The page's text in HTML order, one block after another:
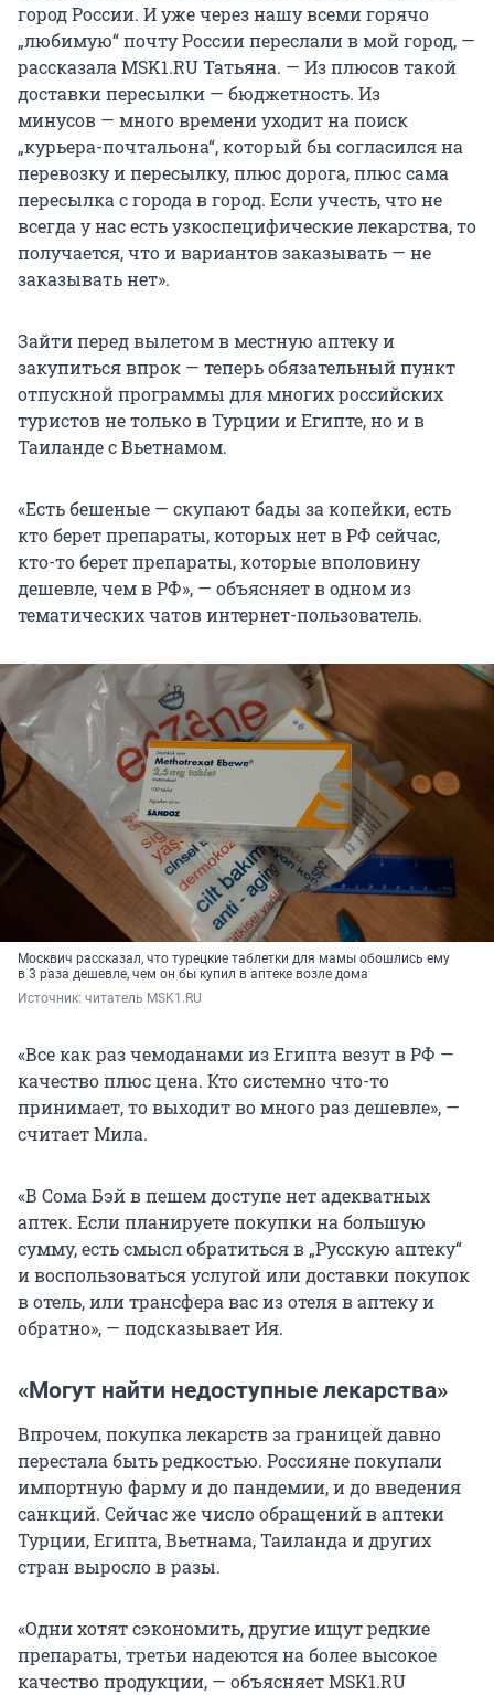
город России. И уже через нашу всеми горячо
„любимую“ почту России переслали в мой город, —
рассказала MSK1.RU Татьяна. — Из плюсов такой
доставки пересылки — бюджетность. Из
минусов — много времени уходит на поиск
„курьера-почтальона“, который бы согласился на
перевозку и пересылку, плюс дорога, плюс сама
пересылка с города в город. Если учесть, что не
всегда у нас есть узкоспецифические лекарства, то
получается, что и вариантов заказывать — не
заказывать нет».
Зайти перед вылетом в местную аптеку и
закупиться впрок — теперь обязательный пункт
отпускной программы для многих российских
туристов не только в Турции и Египте, но и в
Таиланде с Вьетнамом.
«Есть бешеные — скупают бады за копейки, есть
кто берет препараты, которых нет в РФ сейчас,
кто-то берет препараты, которые вполовину
дешевле, чем в РФ», — объясняет в одном из
тематических чатов интернет-пользователь.
Москвич рассказал, что турецкие таблетки для мамы обошлись ему
в 3 раза дешевле, чем он бы купил в аптеке возле дома
Источник: читатель MSK1.RU
«Все как раз чемоданами из Египта везут в РФ —
качество плюс цена. Кто системно что-то
принимает, то выходит во много раз дешевле», —
считает Мила.
«В Сома Бэй в пешем доступе нет адекватных
аптек. Если планируете покупки на большую
сумму, есть смысл обратиться в „Русскую аптеку“
и воспользоваться услугой или доставки покупок
в отель, или трансфера вас из отеля в аптеку и
обратно», — подсказывает Ия.
«Могут найти недоступные лекарства»
Впрочем, покупка лекарств за границей давно
перестала быть редкостью. Россияне покупали
импортную фарму и до пандемии, и до введения
санкций. Сейчас же число обращений в аптеки
Турции, Египта, Вьетнама, Таиланда и других
стран выросло в разы.
«Одни хотят сэкономить, другие ищут редкие
препараты, третьи надеются на более высокое
качество продукции, — объясняет MSK1.RU